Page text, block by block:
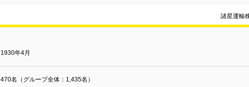
諸星運輸
1930年4月
470名（グループ全体：1,435名）